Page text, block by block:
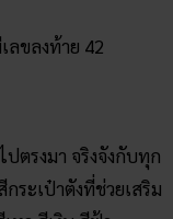
ลขลงท้าย 42
ตรงมา จริงจังกับทุก
ระเป๋าตังที่ช่วยเสริม